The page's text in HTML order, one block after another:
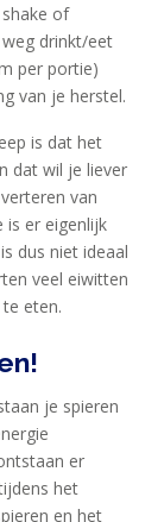
of
drinkt/eet
per portie)
van je herstel.
is dat het
dat wil je liever
van
is er eigenlijk
dus niet ideaal
veel eiwitten
eten.
je spieren
er
het
en het